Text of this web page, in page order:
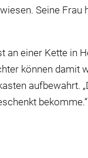
Seine Frau
an einer Kette in
können damit
aufbewahrt.
bekomme.“